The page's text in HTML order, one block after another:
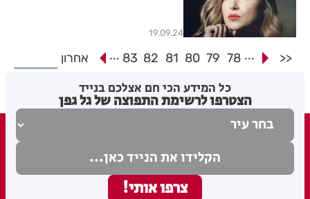
19.09.24
<<
...
78
79
80
81
82
83
... אחרון
כל המידע הכי חם אצלכם בנייד
הצטרפו לרשימת התפוצה של גל גפן